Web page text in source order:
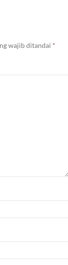
wajib ditandai *